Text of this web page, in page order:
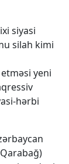
siyasi
silah kimi
yeni
hərbi